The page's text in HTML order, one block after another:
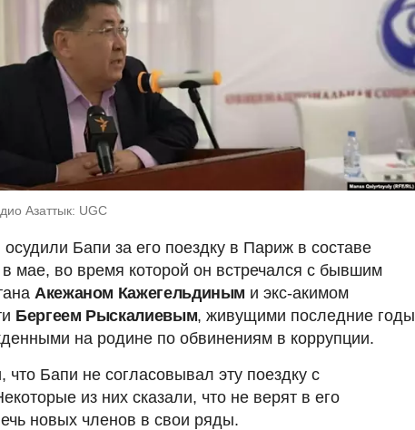
Азаттык: UGC
Бапи за его поездку в Париж в составе
в мае, во время которой он встречался с бывшим
Акежаном Кажегельдиным и экс-акимом
Бергеем Рыскалиевым, живущими последние годы
на родине по обвинениям в коррупции.
что Бапи не согласовывал эту поездку с
из них сказали, что не верят в его
новых членов в свои ряды.